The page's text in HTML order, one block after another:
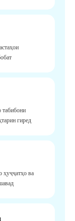
гиред
ҳуҷҷатҳо ва